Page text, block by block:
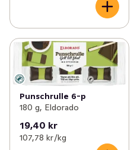
Punschrulle 6-p
180 g, Eldorado
19,40 kr
107,78 kr /kg